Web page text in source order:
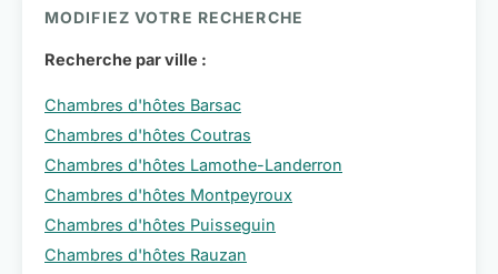
MODIFIEZ VOTRE RECHERCHE
Recherche par ville :
Chambres d'hôtes Barsac
Chambres d'hôtes Coutras
Chambres d'hôtes Lamothe-Landerron
Chambres d'hôtes Montpeyroux
Chambres d'hôtes Puisseguin
Chambres d'hôtes Rauzan